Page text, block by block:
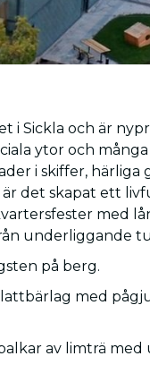
i Sickla och är
ytor och
i skiffer, härliga
det skapat ett
med
underliggande
på berg.
med
av limträ